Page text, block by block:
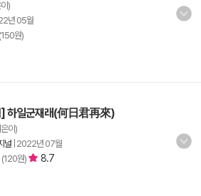
)
년 05월
원)
하일군재래(何日君再來)
이)
널 2022년 07월
(120원) 8.7